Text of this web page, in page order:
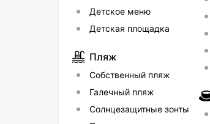
Детское меню
Детская площадка
Пляж
Собственный пляж
Галечный пляж
Солнцезащитные зонты